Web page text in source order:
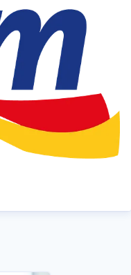
Top-
zur Nummer eins
daran, seiner
gerecht
2023 mit dem
in der Kategorie
2024“ mit
Sie in unserem